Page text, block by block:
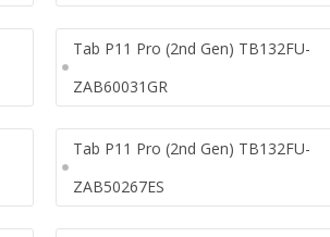
Tab P11 Pro (2nd Gen) TB132FU-
ZAB60031GR
Tab P11 Pro (2nd Gen) TB132FU-
ZAB50267ES